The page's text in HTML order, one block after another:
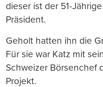
dieser ist der 51-
Präsident.
Geholt hatten ihn die
Für sie war Katz mit
Schweizer Börsenchef
Projekt.